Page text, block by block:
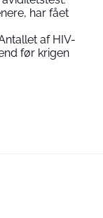
har fået
af HIV-
før krigen